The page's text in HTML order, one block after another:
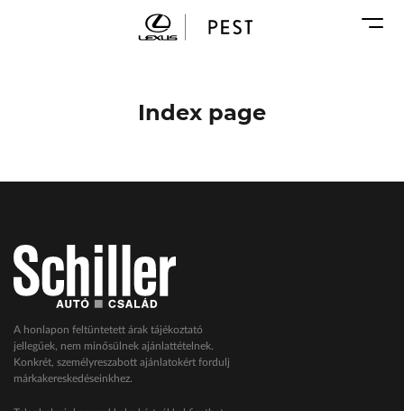
ŠKODA Schiller
Geely Schiller
Seat Schiller
Tesla Approved Body Shop
VW Haszonjárművek
VW Service Schiller
Index page
A honlapon feltüntetett árak tájékoztató
jellegűek, nem minősülnek ajánlattételnek.
Konkrét, személyreszabott ajánlatokért fordulj
márkakereskedéseinkhez.